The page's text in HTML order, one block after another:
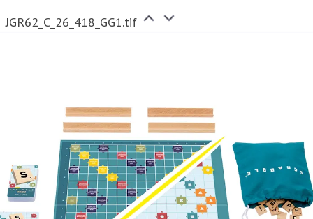
JGR62_C_26_418_GG1.tif